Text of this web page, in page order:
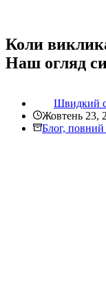
Коли
Наш огляд
Швидкий
Жовтень 23,
Блог, повний